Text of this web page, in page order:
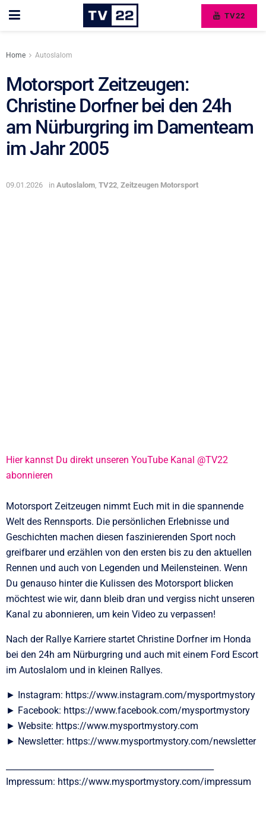
TV22
Home Autoslalom
Motorsport Zeitzeugen:
Christine Dorfner bei den 24h
am Nürburgring im Damenteam
im Jahr 2005
09.01.2026 in Autoslalom TV22 Zeitzeugen Motorsport
Hier kannst Du direkt unseren YouTube Kanal @TV22
abonnieren
Motorsport Zeitzeugen nimmt Euch mit in die spannende
Welt des Rennsports. Die persönlichen Erlebnisse und
Geschichten machen diesen faszinierenden Sport noch
greifbarer und erzählen von den ersten bis zu den aktuellen
Rennen und auch von Legenden und Meilensteinen. Wenn
Du genauso hinter die Kulissen des Motorsport blicken
möchtest wie wir, dann bleib dran und vergiss nicht unseren
Kanal zu abonnieren, um kein Video zu verpassen!
Nach der Rallye Karriere startet Christine Dorfner im Honda
bei den 24h am Nürburgring und auch mit einem Ford Escort
im Autoslalom und in kleinen Rallyes.
► Instagram: https://www.instagram.com/mysportmystory
► Facebook: https://www.facebook.com/mysportmystory
► Website: https://www.mysportmystory.com
► Newsletter: https://www.mysportmystory.com/newsletter
Impressum: https://www.mysportmystory.com/impressum